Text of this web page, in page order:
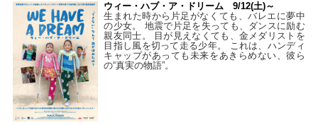
ウィー・ハブ・ア・ドリーム 9/12(土)～
生まれた時から片足がなくても、バレエに夢中
の少女。 地震で片足を失っても、ダンスに励む
親友同士。 目が見えなくても、金メダリストを
目指し風を切って走る少年。 これは、ハンディ
キャップがあっても未来をあきらめない、彼ら
の“真実の物語”。